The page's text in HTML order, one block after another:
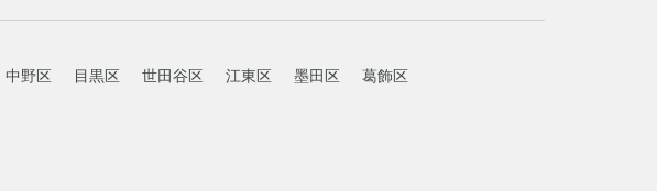
中野区 目黒区 世田谷区 江東区 墨田区 葛飾区